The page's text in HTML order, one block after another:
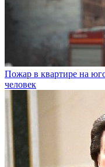
Пожар в квартире на
человек